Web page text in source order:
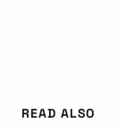
READ ALSO